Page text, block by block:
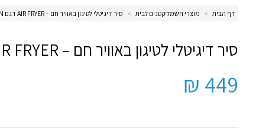
דף הבית > מוצרי חשמל קטנים לבית > סיר דיגיטלי לטיגון באוויר חם – AIR FRYER דגם MF-CN
סיר דיגיטלי לטיגון באוויר חם – AIR FRYER דגם MF-CN
449 ₪